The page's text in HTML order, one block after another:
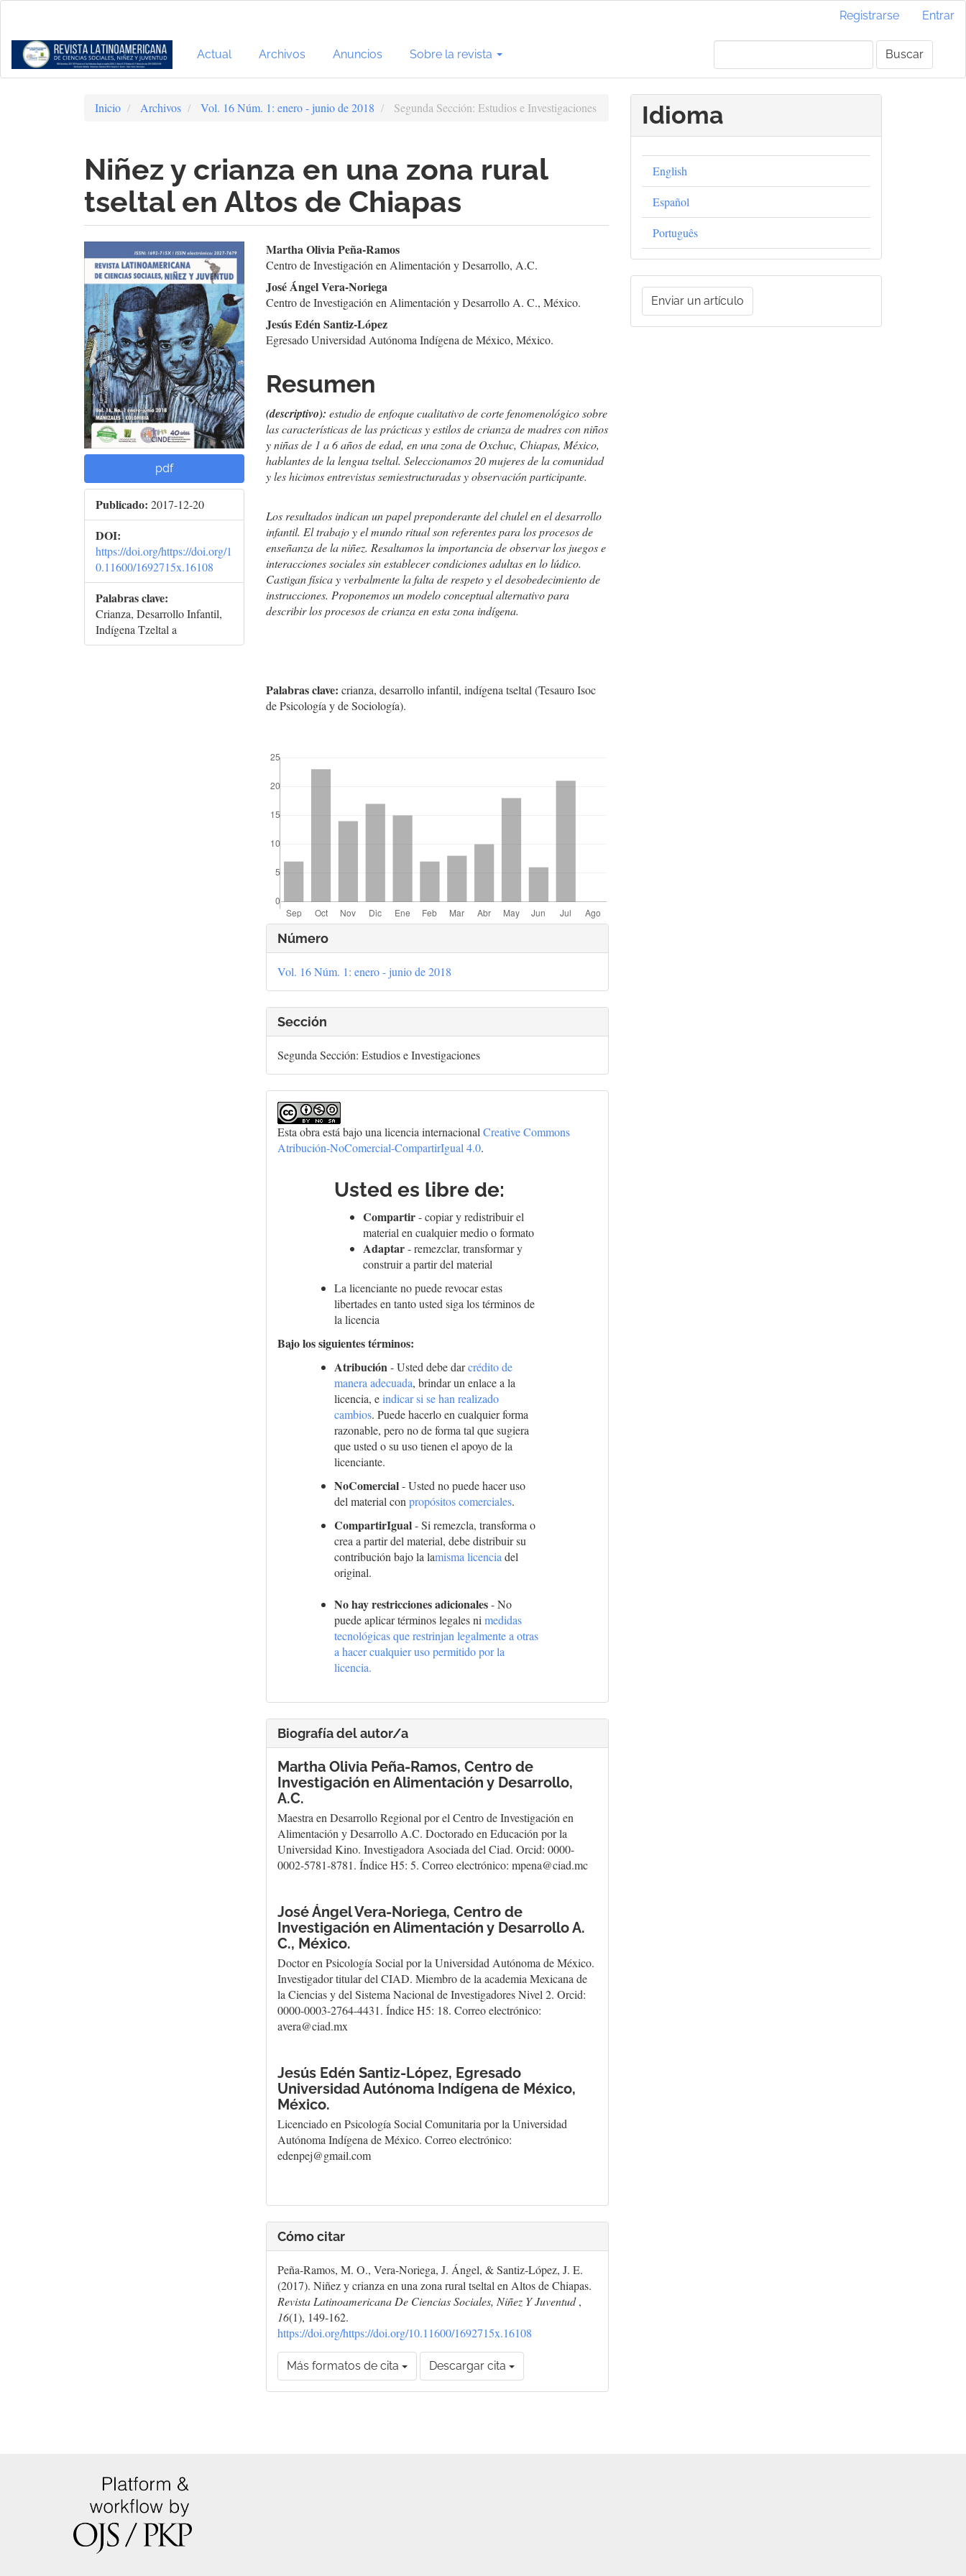
Contenido
principal
Barra
Registrarse Entrar
Actual Archivos Anuncios Sobre la revista Buscar
Inicio Archivos Vol. 16 Núm. 1: enero - junio de 2018 Segunda Sección: Estudios e Investigaciones
Niñez y crianza en una zona rural
tseltal en Altos de Chiapas
Barra
lateral
del
artículo
pdf
Publicado: 2017-12-20
DOI:
https://doi.org/https://doi.org/1
0.11600/1692715x.16108
Palabras clave:
Crianza, Desarrollo Infantil,
Indígena Tzeltal a
Contenido
principal
del
artículo
Martha Olivia Peña-Ramos
Centro de Investigación en Alimentación y Desarrollo, A.C.
José Ángel Vera-Noriega
Centro de Investigación en Alimentación y Desarrollo A. C., México.
Jesús Edén Santiz-López
Egresado Universidad Autónoma Indígena de México, México.
Resumen
(descriptivo):estudio de enfoque cualitativo de corte fenomenológico sobre
las características de las prácticas y estilos de crianza de madres con niños
y niñas de 1 a 6 años de edad, en una zona de Oxchuc, Chiapas, México,
hablantes de la lengua tseltal. Seleccionamos 20 mujeres de la comunidad
y les hicimos entrevistas semiestructuradas y observación participante.
Los resultados indican un papel preponderante del chulel en el desarrollo
infantil. El trabajo y el mundo ritual son referentes para los procesos de
enseñanza de la niñez. Resaltamos la importancia de observar los juegos e
interacciones sociales sin establecer condiciones adultas en lo lúdico.
Castigan física y verbalmente la falta de respeto y el desobedecimiento de
instrucciones. Proponemos un modelo conceptual alternativo para
describir los procesos de crianza en esta zona indígena.
Palabras clave:crianza, desarrollo infantil, indígena tseltal (Tesauro Isoc
de Psicología y de Sociología).
Detalles
del
artículo
Número
Vol. 16 Núm. 1: enero - junio de 2018
Sección
Segunda Sección: Estudios e Investigaciones
Esta obra está bajo una licencia internacionalCreative Commons
Atribución-NoComercial-CompartirIgual 4.0.
Usted es libre de:
Compartir- copiar y redistribuir el
material en cualquier medio o formato
Adaptar- remezclar, transformar y
construir a partir del material
La licenciante no puede revocar estas
libertades en tanto usted siga los términos de
la licencia
Bajo los siguientes términos:
Atribución- Usted debe darcrédito de
manera adecuada, brindar un enlace a la
licencia, eindicar si se han realizado
cambios. Puede hacerlo en cualquier forma
razonable, pero no de forma tal que sugiera
que usted o su uso tienen el apoyo de la
licenciante.
NoComercial- Usted no puede hacer uso
del material conpropósitos comerciales.
CompartirIgual- Si remezcla, transforma o
crea a partir del material, debe distribuir su
contribución bajo la lamisma licencia del
original.
No hay restricciones adicionales- No
puede aplicar términos legales nimedidas
tecnológicas que restrinjan legalmente a otras
a hacer cualquier uso permitido por la
licencia.
Biografía del autor/a
Martha Olivia Peña-Ramos,Centro de
Investigación en Alimentación y Desarrollo,
A.C.
Maestra en Desarrollo Regional por el Centro de Investigación en
Alimentación y Desarrollo A.C. Doctorado en Educación por la
Universidad Kino. Investigadora Asociada del Ciad. Orcid: 0000-
0002-5781-8781. Índice H5: 5. Correo electrónico: mpena@ciad.mc
José Ángel Vera-Noriega,Centro de
Investigación en Alimentación y Desarrollo A.
C., México.
Doctor en Psicología Social por la Universidad Autónoma de México.
Investigador titular del CIAD. Miembro de la academia Mexicana de
la Ciencias y del Sistema Nacional de Investigadores Nivel 2. Orcid:
0000-0003-2764-4431. Índice H5: 18. Correo electrónico:
avera@ciad.mx
Jesús Edén Santiz-López, Egresado
Universidad Autónoma Indígena de México,
México.
Licenciado en Psicología Social Comunitaria por la Universidad
Autónoma Indígena de México. Correo electrónico:
edenpej@gmail.com
Cómo citar
Peña-Ramos, M. O., Vera-Noriega, J. Ángel, & Santiz-López, J. E.
(2017). Niñez y crianza en una zona rural tseltal en Altos de Chiapas.
Revista Latinoamericana De Ciencias Sociales, Niñez Y Juventud,
16(1), 149-162.
https://doi.org/https://doi.org/10.11600/1692715x.16108
Más formatos de cita Descargar cita
Idioma
English
Español
Português
Enviar
unEnviar un artículo